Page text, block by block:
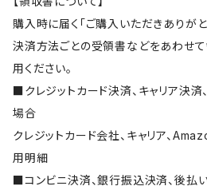
購入時に届く「ご購入いただきありがと
決済方法ごとの受領書などをあわせ
用ください。
■クレジットカード決済、キャリア決
場合
クレジットカード会社、キャリア、
用明細
■コンビニ決済、銀行振込決済、後払